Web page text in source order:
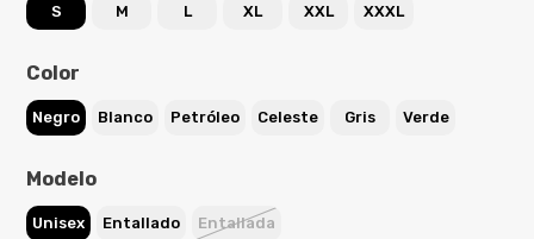
S M L XL XXL XXXL
Color
Negro Blanco Petróleo Celeste Gris Verde
Modelo
Unisex Entallado Entallada